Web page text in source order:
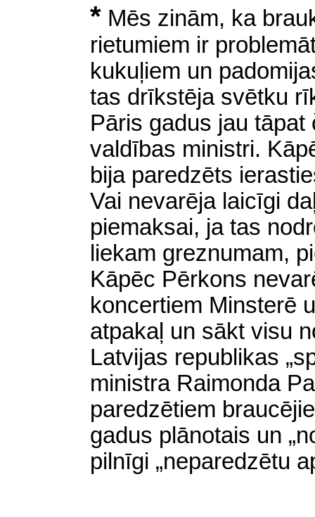
* Mēs zinām, ka
rietumiem ir
kukuļiem un
tas drīkstēja svētku
Pāris gadus jau
valdības ministri.
bija paredzēts
Vai nevarēja laicīgi
piemaksai, ja tas
liekam greznumam,
Kāpēc Pērkons
koncertiem Minsterē
atpakaļ un sākt visu
Latvijas republikas
ministra Raimonda
paredzētiem
gadus plānotais un
pilnīgi „neparedzētu